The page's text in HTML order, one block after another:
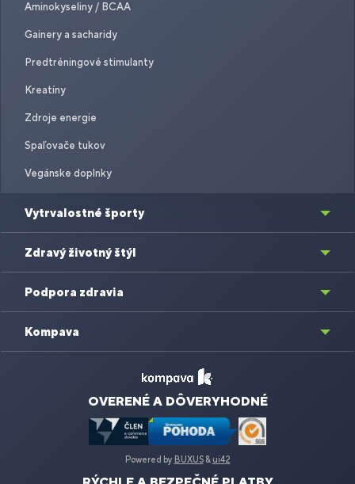
Aminokyseliny / BCAA
Gainery a sacharidy
Predtréningové stimulanty
Kreatíny
Zdroje energie
Spaľovače tukov
Vegánske doplnky
Vytrvalostné športy
Zdravý životný štýl
Podpora zdravia
Kompava
OVERENÉ A DÔVERYHODNÉ
Powered by BUXUS& ui42